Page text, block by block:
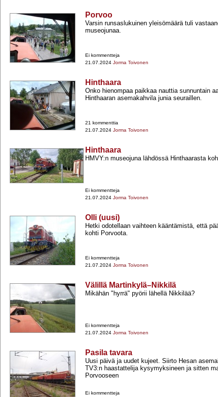
Porvoo
Varsin runsaslukuinen yleisömäärä tuli
museojunaa.
Ei kommentteja
21.07.2024 Jorma Toivonen
Hinthaara
Onko hienompaa paikkaa nauttia sunnuntain
Hinthaaran asemakahvila junia seuraillen.
21 kommenttia
21.07.2024 Jorma Toivonen
Hinthaara
HMVY:n museojuna lähdössä Hinthaarasta
Ei kommentteja
21.07.2024 Jorma Toivonen
Olli (uusi)
Hetki odotellaan vaihteen kääntämistä, että
kohti Porvoota.
Ei kommentteja
21.07.2024 Jorma Toivonen
Välillä Martinkylä–Nikkilä
Mikähän "hyrrä" pyörii lähellä Nikkilää?
Ei kommentteja
21.07.2024 Jorma Toivonen
Pasila tavara
Uusi päivä ja uudet kujeet. Siirto Hesan
TV3:n haastattelija kysymyksineen ja sitten
Porvooseen
Ei kommentteja